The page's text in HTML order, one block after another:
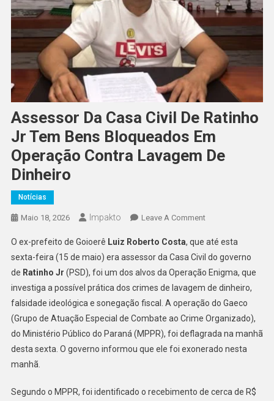
Assessor Da Casa Civil De Ratinho
Jr Tem Bens Bloqueados Em
Operação Contra Lavagem De
Dinheiro
Notícias
Maio 18, 2026 Impakto Leave A CommentOn
Da
Casa
Civil
De
Ratinho
Jr
Tem
Bens
O ex-prefeito de Goioerê Luiz Roberto Costa, que até esta
sexta-feira (15 de maio) era assessor da Casa Civil do governo
de Ratinho Jr (PSD), foi um dos alvos da Operação Enigma, que
investiga a possível prática dos crimes de lavagem de dinheiro,
falsidade ideológica e sonegação fiscal. A operação do Gaeco
(Grupo de Atuação Especial de Combate ao Crime Organizado),
do Ministério Público do Paraná (MPPR), foi deflagrada na manhã
desta sexta. O governo informou que ele foi exonerado nesta
manhã.
Segundo o MPPR, foi identificado o recebimento de cerca de R$